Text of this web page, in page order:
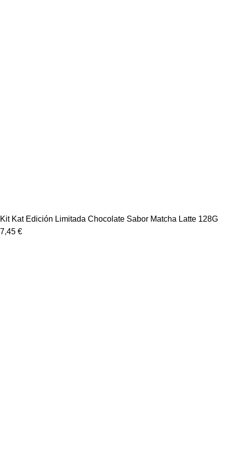
Kit Kat Edición Limitada Chocolate Sabor Matcha Latte 128G
7,45 €